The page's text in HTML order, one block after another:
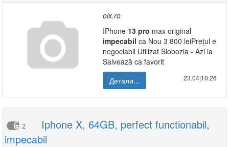
olx.ro
IPhone 13 pro max original
impecabil ca Nou 3 800 leiPrețul e
negociabil Utilizat Slobozia - Azi la
Salvează ca favorit
Детали...
23.04|10:26
2
Iphone X, 64GB, perfect functionabil,
impecabil